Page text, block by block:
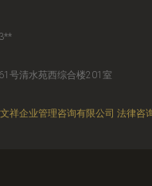
号清水苑西综合楼201室
祥企业管理咨询有限公司 法律咨